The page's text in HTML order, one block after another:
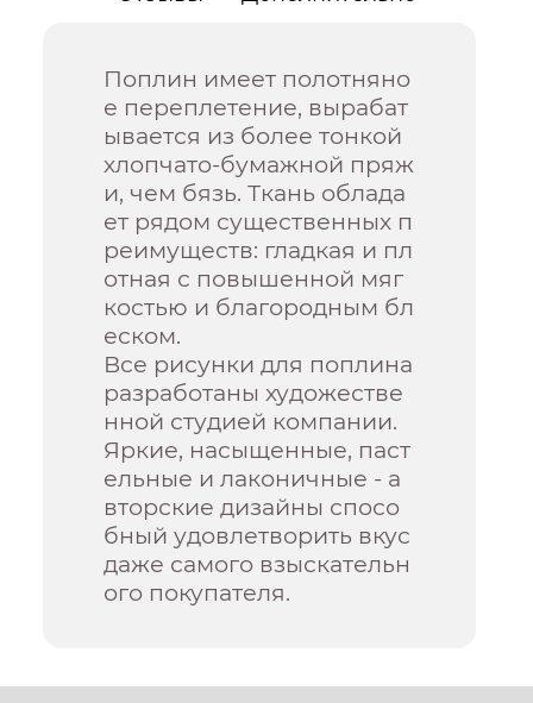
Поплин имеет полотняно
е переплетение, вырабат
ывается из более тонкой
хлопчато-бумажной пряж
и, чем бязь. Ткань облада
ет рядом существенных п
реимуществ: гладкая и пл
отная с повышенной мяг
костью и благородным бл
еском.
Все рисунки для поплина
разработаны художестве
нной студией компании.
Яркие, насыщенные, паст
ельные и лаконичные - а
вторские дизайны спосо
бный удовлетворить вкус
даже самого взыскательн
ого покупателя.